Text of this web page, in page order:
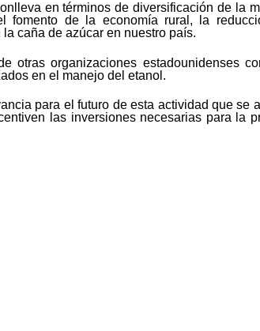
en términos de diversificación de la
fomento de la economía rural, la
caña de azúcar en nuestro país.
otras organizaciones estadounidenses
en el manejo del etanol.
para el futuro de esta actividad que se
las inversiones necesarias para la